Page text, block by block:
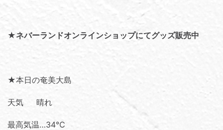
★ネバーランドオンラインショップにてグッズ販売中
★本日の奄美大島
天気 晴れ
最高気温…34℃